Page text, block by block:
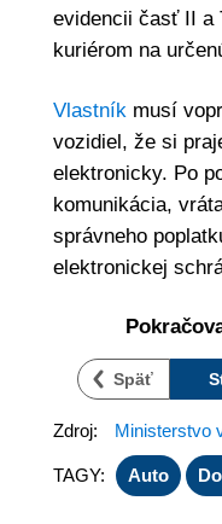
evidencii časť II a
kuriérom na
Vlastník musí
vozidiel, že si
elektronicky. Po
komunikácia,
správneho
elektronickej
Späť
Zdroj: Ministerstvo
TAGY: Auto